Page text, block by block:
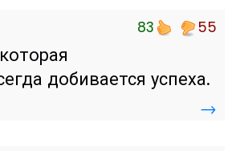
83 55
добивается успеха.
→